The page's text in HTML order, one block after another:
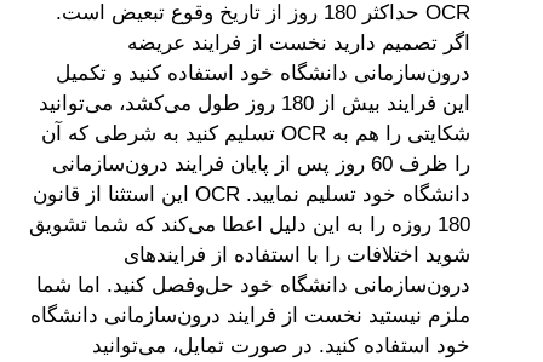
OCR حداکثر 180 روز از تاریخ وقوع تبعیض است.
اگر تصمیم دارید نخست از فرایند عریضه
درون‌سازمانی دانشگاه خود استفاده کنید و تکمیل
این فرایند بیش از 180 روز طول می‌کشد، می‌توانید
شکایتی را هم به OCR تسلیم کنید به شرطی که آن
را ظرف 60 روز پس از پایان فرایند درون‌سازمانی
دانشگاه خود تسلیم نمایید. OCR این استثنا از قانون
180 روزه را به این دلیل اعطا می‌کند که شما تشویق
شوید اختلافات را با استفاده از فرایندهای
درون‌سازمانی دانشگاه خود حل‌وفصل کنید. اما شما
ملزم نیستید نخست از فرایند درون‌سازمانی دانشگاه
خود استفاده کنید. در صورت تمایل، می‌توانید